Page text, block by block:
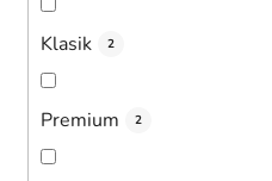
Klasik 2
Premium 2